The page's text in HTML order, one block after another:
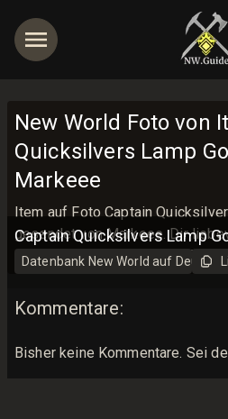
New World Foto von
Quicksilvers Lamp
Markeee
Item auf Foto Captain
gesendet von Markeee. Dir
Guide Datenbank gezeigt <3
Datenbank New World auf Deutsch
Kommentare:
Bisher keine Kommentare. Sei